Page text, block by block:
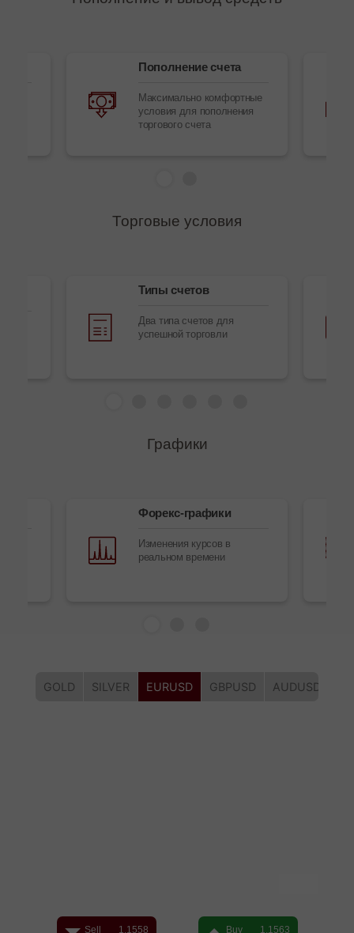
Пополнение счета
Максимально комфортные
условия для пополнения
торгового счета
Торговые условия
Типы счетов
Два типа счетов для
успешной торговли
Графики
Форекс-графики
Изменения курсов в
реальном времени